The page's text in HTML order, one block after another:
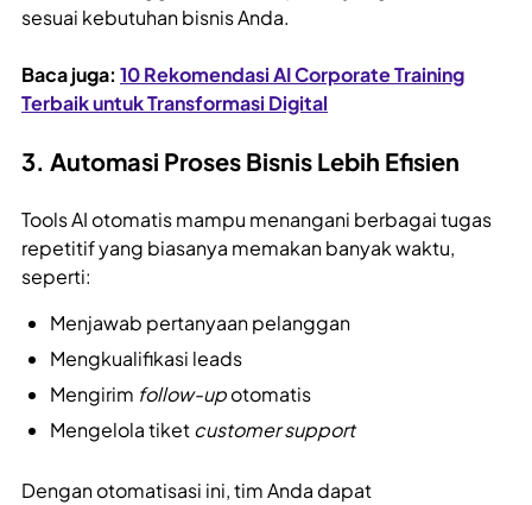
sesuai kebutuhan bisnis Anda.
Baca juga: 10 Rekomendasi AI Corporate Training
Terbaik untuk Transformasi Digital
3. Automasi Proses Bisnis Lebih Efisien
Tools AI otomatis mampu menangani berbagai tugas
repetitif yang biasanya memakan banyak waktu,
seperti:
Menjawab pertanyaan pelanggan
Mengkualifikasi leads
Mengirim follow-upotomatis
Mengelola tiketcustomer support
Dengan otomatisasi ini, tim Anda dapat